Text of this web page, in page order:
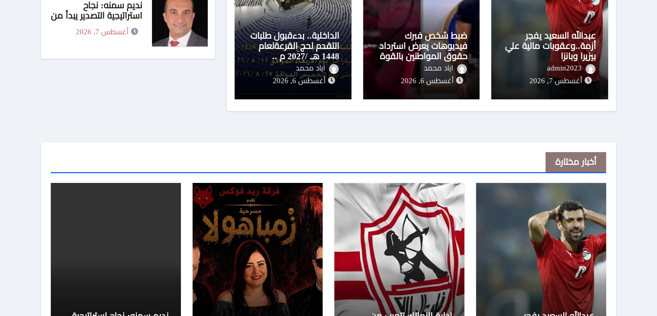
عبدالله السعيد يفجر
أزمة..وعقوبات مالية علي
بيزيرا وبانزا
admin2023
أغسطس 7, 2026
ضبط شخص فبرك
فيديوهات يعرض استرداد
حقوق المواطنين بالقوة
اياد محمد
أغسطس 6, 2026
الداخلية.. بدءقبول طلبات
التقدم لحج القرعةلعام
1448 هـ /2027 م ..
تفاصيلاياد محمد
أغسطس 6, 2026
نديم سمنه: نجاح
استراتيجية التصدير يبدأ من
الجودة وبناء الثقة في
شعار “صنع في مصر”
أغسطس 7, 2026
أخبار مختارة